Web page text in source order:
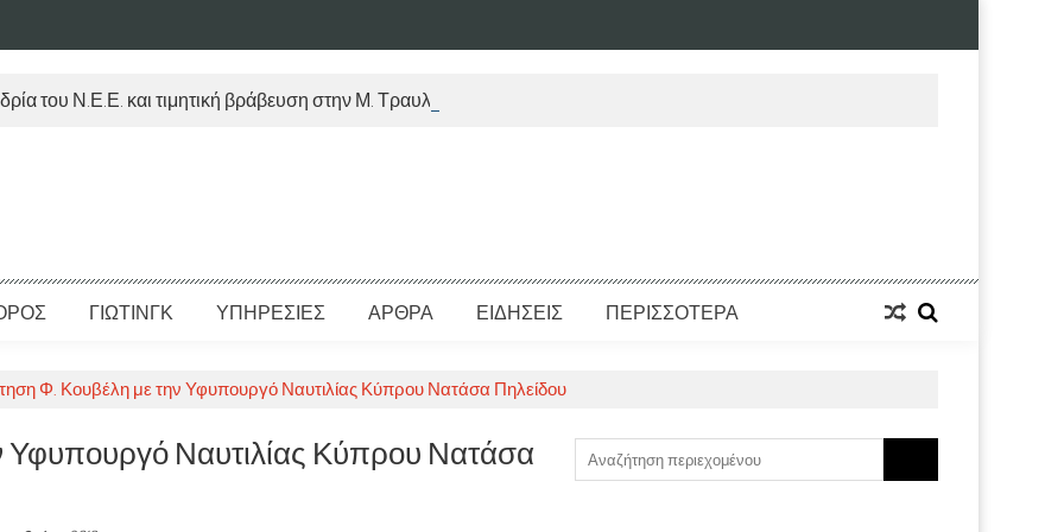
του Ν.Ε.Ε. και τιμητική βράβευση στην Μ. Τραυλού
ΓΙΩΤΙΝΓΚ ΥΠΗΡΕΣΙΕΣ ΑΡΘΡΑ ΕΙΔΗΣΕΙΣ ΠΕΡΙΣΣΟΤΕΡΑ
Φ. Κουβέλη με την Υφυπουργό Ναυτιλίας Κύπρου Νατάσα Πηλείδου
Ναυτιλίας Κύπρου Νατάσα
for: